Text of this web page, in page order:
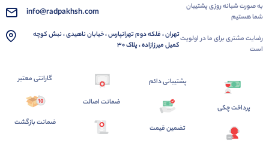
به صورت شبانه روزی پشتیبان
شما هستیم
رضایت مشتری برای ما در اولویت
است
info@radpakhsh.com
تهران ، فلکه دوم تهرانپارس ، خیابان ناهیدی ، نبش کوچه
کمیل میرزازاده ، پلاک 30
پرداخت چکی
پشتیبانی دائم
تضمین قیمت
ضمانت اصالت
گارانتی معتبر
ضمانت بازگشت